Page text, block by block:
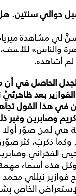
حوالي سنتين. هل
لي مشاهدة
والناس»
أشاهده.
الحاصل في أن
بعد ظاهرتَيْ
في هذا القول
وصابرين وغير
هي لمن صوّر أولاً
ذكرتِ، كثر
الفخراني
هذه أسماء مهمة
فوازير نيللي محمد
الخاص